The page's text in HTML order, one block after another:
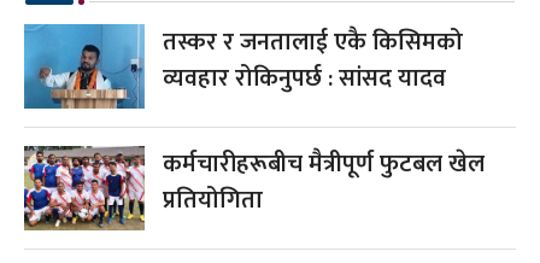
तस्कर र जनतालाई एकै किसिमको
व्यवहार रोकिनुपर्छ : सांसद यादव
कर्मचारीहरूबीच मैत्रीपूर्ण फुटबल खेल
प्रतियोगिता